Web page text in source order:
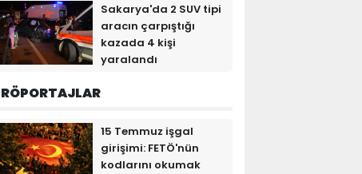
Sakarya'da 2 SUV tipi
aracın çarpıştığı
kazada 4 kişi
yaralandı
RÖPORTAJLAR
15 Temmuz işgal
girişimi: FETÖ'nün
kodlarını okumak